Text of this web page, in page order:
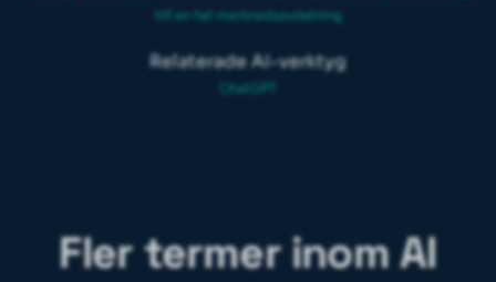
till en hel marknadsavdelning
Relaterade AI-verktyg
ChatGPT
Fler termer inom AI